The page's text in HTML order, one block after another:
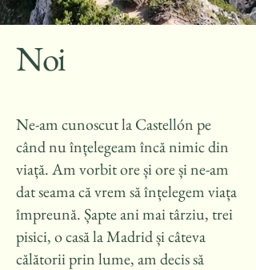
Noi
Ne-am cunoscut la Castellón pe
când nu înțelegeam încă nimic din
viață. Am vorbit ore și ore și ne-am
dat seama că vrem să înțelegem viața
împreună. Șapte ani mai târziu, trei
pisici, o casă la Madrid și câteva
călătorii prin lume, am decis să